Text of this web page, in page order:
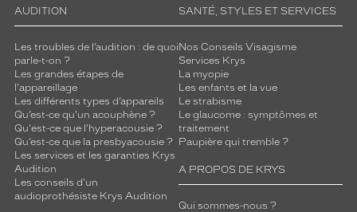
AUDITION
Les troubles de l’audition : de quoi
parle-t-on ?
Les grandes étapes de
l'appareillage
Les différents types d’appareils
Qu’est-ce qu'un acouphène ?
Qu'est-ce que l'hyperacousie ?
Qu’est-ce que la presbyacousie ?
Les services et les garanties Krys
Audition
Les conseils d'un
audioprothésiste Krys Audition
SANTÉ, STYLES ET SERVICES
Nos Conseils Visagisme
Services Krys
La myopie
Les enfants et la vue
Le strabisme
Le glaucome : symptômes et
traitement
Paupière qui tremble ?
A PROPOS DE KRYS
Qui sommes-nous ?